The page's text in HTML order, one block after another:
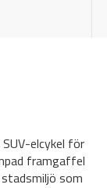
elcykel för
framgaffel
som